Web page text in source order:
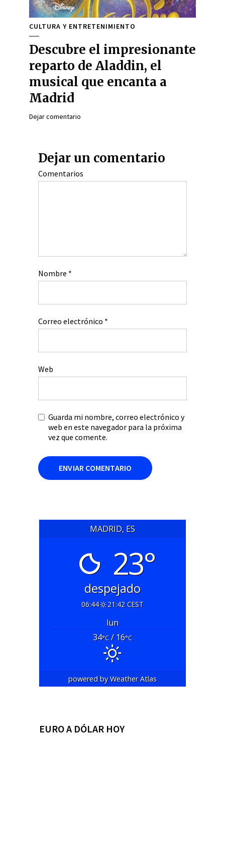
CULTURA Y ENTRETENIMIENTO
Descubre el impresionante
reparto de Aladdin, el
musical que encanta a
Madrid
Dejar comentario
Dejar un comentario
Comentarios
Nombre *
Correo electrónico *
Web
Guarda mi nombre, correo electrónico y
web en este navegador para la próxima
vez que comente.
MADRID, ES
23°
despejado
06:44 21:42 CEST
lun
34°C/ 16°C
powered byWeather Atlas
EURO A DÓLAR HOY